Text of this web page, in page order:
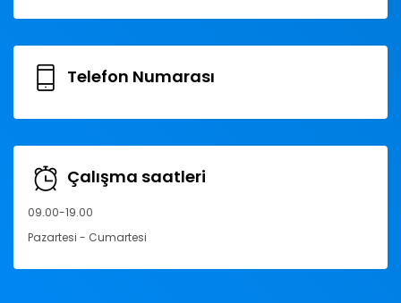
Telefon Numarası
Çalışma saatleri
09.00-19.00
Pazartesi - Cumartesi